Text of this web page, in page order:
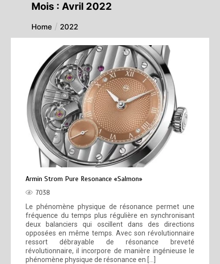
Mois : Avril 2022
Home 2022
Armin Strom Pure Resonance «Salmon»
7038
Le phénomène physique de résonance permet une
fréquence du temps plus régulière en synchronisant
deux balanciers qui oscillent dans des directions
opposées en même temps. Avec son révolutionnaire
ressort débrayable de résonance breveté
révolutionnaire, il incorpore de manière ingénieuse le
phénomène physique de résonance en […]